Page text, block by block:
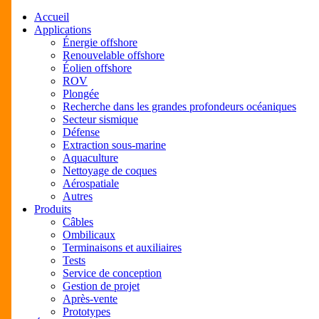
Close
Menu
Accueil
Applications
Énergie offshore
Renouvelable offshore
Éolien offshore
ROV
Plongée
Recherche dans les grandes profondeurs océaniques
Secteur sismique
Défense
Extraction sous-marine
Aquaculture
Nettoyage de coques
Aérospatiale
Autres
Produits
Câbles
Ombilicaux
Terminaisons et auxiliaires
Tests
Service de conception
Gestion de projet
Après-vente
Prototypes